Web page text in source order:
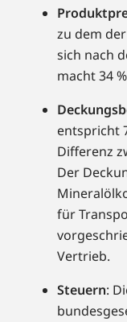
zu dem
sich nach
macht 34
entspricht
Differenz
Der
für
Vertrieb.
Steuern: